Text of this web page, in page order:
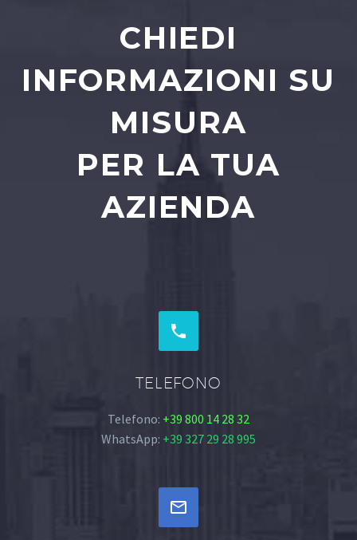
CHIEDI
INFORMAZIONI SU
MISURA
PER LA TUA
AZIENDA


TELEFONO
Telefono: +39 800 14 28 32
WhatsApp: +39 327 29 28 995

